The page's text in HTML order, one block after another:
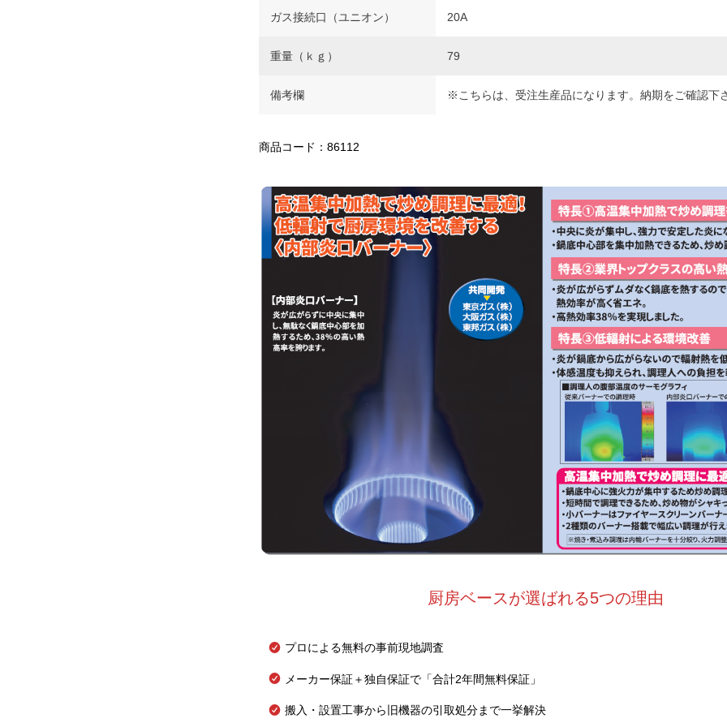
ガス接続口（ユニオン） 20A
重量（ｋｇ） 79
備考欄 ※こちらは、受注生産品になります。納期をご確認下
商品コード：86112
厨房ベースが選ばれる5つの理由
プロによる無料の事前現地調査
メーカー保証＋独自保証で「合計2年間無料保証」
搬入・設置工事から旧機器の引取処分まで一挙解決